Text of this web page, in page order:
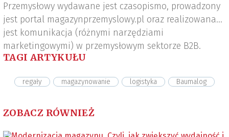
Przemysłowy wydawane jest czasopismo, prowadzony
jest portal magazynprzemyslowy.pl oraz realizowana
jest komunikacja (różnymi narzędziami
marketingowymi) w przemysłowym sektorze B2B.
TAGI ARTYKUŁU
regały magazynowanie logistyka Baumalog
ZOBACZ RÓWNIEŻ